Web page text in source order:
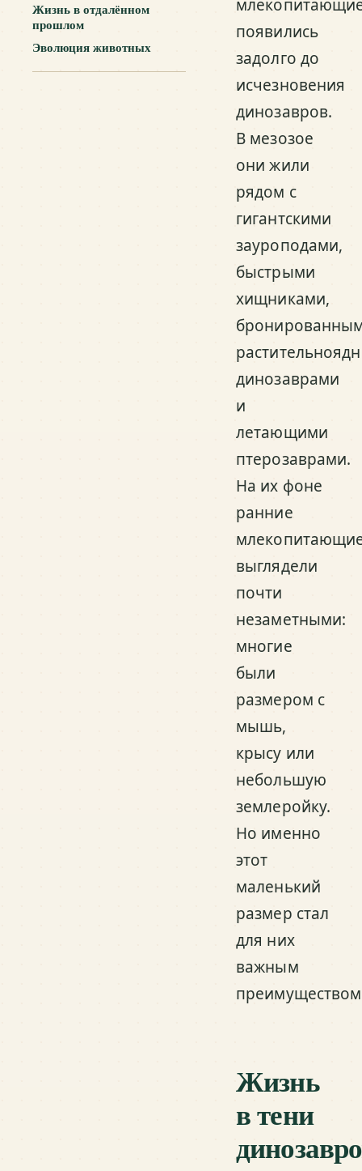
Жизнь в отдалённом
прошлом
Эволюция животных
появились
задолго до
исчезновения
динозавров.
В мезозое
они жили
рядом с
гигантскими
зауроподами,
быстрыми
хищниками,
динозаврами
и
летающими
птерозаврами.
На их фоне
ранние
выглядели
почти
незаметными:
многие
были
размером с
мышь,
крысу или
небольшую
землеройку.
Но именно
этот
маленький
размер стал
для них
важным
Жизнь
в тени